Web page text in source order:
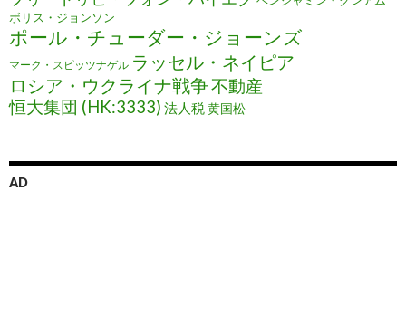
ボリス・ジョンソン
ポール・チューダー・ジョーンズ
マーク・スピッツナゲル ラッセル・ネイピア
ロシア・ウクライナ戦争不動産
恒大集団 (HK:3333) 法人税黄国松
AD